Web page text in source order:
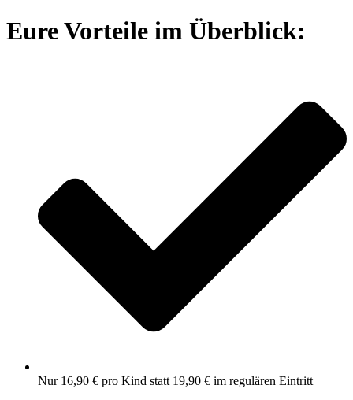
Eure Vorteile im Überblick:
Nur 16,90 € pro Kind statt 19,90 € im regulären Eintritt